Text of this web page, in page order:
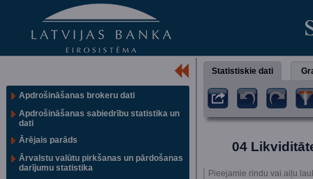
Apdrošināšanas brokeru dati
Apdrošināšanas sabiedrību statistika un
dati
Ārējais parāds
Ārvalstu valūtu pirkšanas un pārdošanas
darījumu statistika
Statistiskie dati
04
Pieejamie rindu vai aiļu